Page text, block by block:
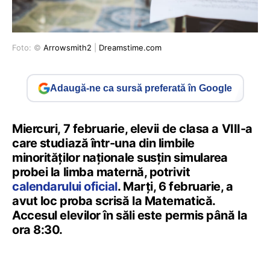
Foto: © Arrowsmith2 Dreamstime.com
Adaugă-ne ca sursă preferată în Google
Miercuri, 7 februarie, elevii de clasa a VIII-a
care studiază într-una din limbile
minorităților naționale susțin simularea
probei la limba maternă, potrivit
calendarului oficial. Marți, 6 februarie, a
avut loc proba scrisă la Matematică.
Accesul elevilor în săli este permis până la
ora 8:30.